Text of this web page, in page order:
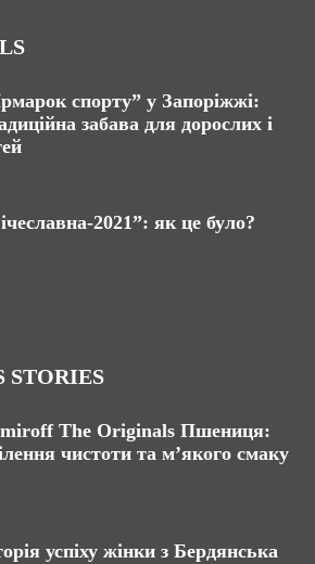
спорту” у Запоріжжі:
забава для дорослих і
2021”: як це було?
STORIES
The Originals Пшениця:
чистоти та м’якого смаку
успіху жінки з Бердянська